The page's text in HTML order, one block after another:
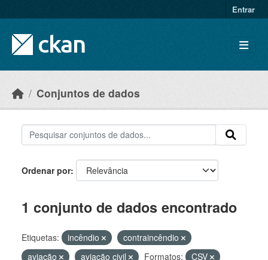
Entrar
Conjuntos de dados
Ordenar por
1 conjunto de dados encontrado
Etiquetas: incêndio
contraincêndio
aviação
aviação civil Formatos:
CSV